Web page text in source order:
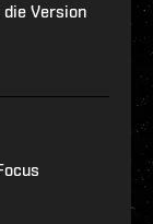
Version